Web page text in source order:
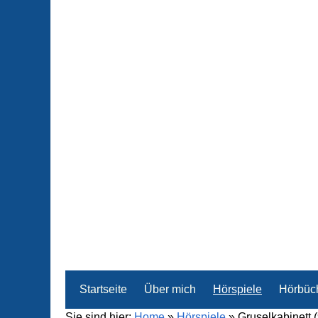
Startseite Über mich Hörspiele